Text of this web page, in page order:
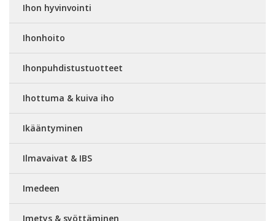
Ihon hyvinvointi
Ihonhoito
Ihonpuhdistustuotteet
Ihottuma & kuiva iho
Ikääntyminen
Ilmavaivat & IBS
Imedeen
Imetys & syöttäminen